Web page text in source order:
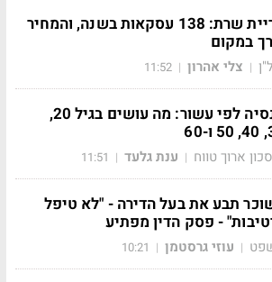
קריית שרת: 138 עסקאות בשנה, והמחיר
במקום
| צלי אהרון |
11:52
פנסיה לפי עשור: מה עושים בגיל 20,
ארוך טווח | ענת גלעד |
11:51
תבע את בעל הדירה - "לא טיפל
- פסק הדין מפתיע
| עוזי גרסטמן |
10:21